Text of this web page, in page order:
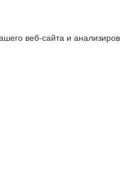
веб-сайта и